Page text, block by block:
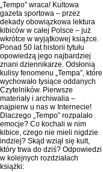
„Tempo” wraca! Kultowa
gazeta sportowa – przez
dekady obowiązkowa lektura
kibiców w całej Polsce – już
wkrótce w wyjątkowej książce.
Ponad 50 lat historii tytułu
opowiedzą jego najbardziej
znani dziennikarze. Odsłonią
kulisy fenomenu „Tempa”, które
wychowało tysiące oddanych
Czytelników. Pierwsze
materiały i archiwalia –
najpierw u nas w Internecie!
Dlaczego „Tempo” rozpalało
emocje? Co kochali w nim
kibice, czego nie mieli nigdzie
indziej? Skąd wziął się kult,
który trwa do dziś? Odpowiedzi
w kolejnych rozdziałach
książki: